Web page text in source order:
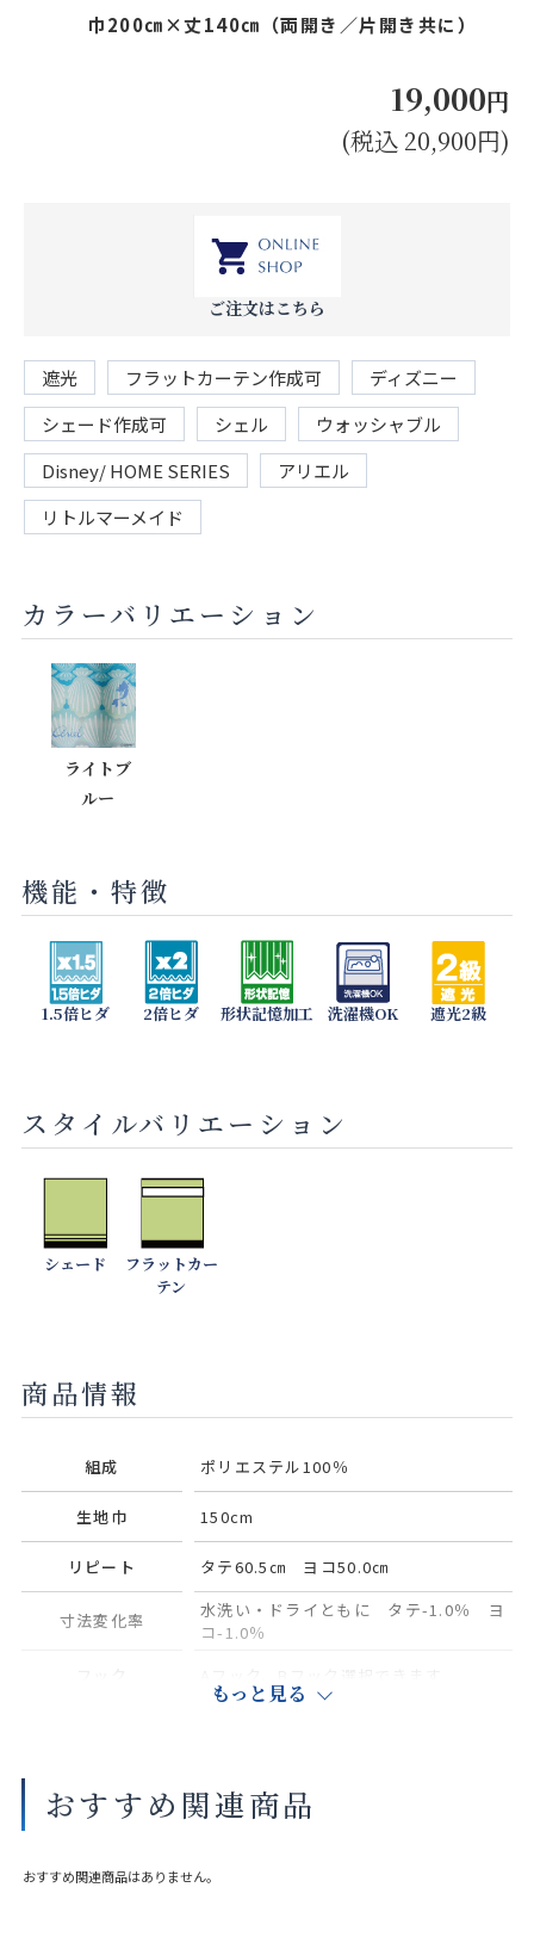
巾200㎝×丈140㎝（両開き／片開き共に）
19,000円
(税込 20,900円)
ご注文はこちら
遮光 フラットカーテン作成可
ディズニー
シェード作成可
シェル
ウォッシャブル
Disney/ HOME SERIES
アリエル
リトルマーメイド
カラーバリエーション
ライトブ
ルー
機能・特徴
1.5倍ヒダ 2倍ヒダ 形状記憶加工 洗濯機OK 遮光2級
スタイルバリエーション
シェード
フラットカー
テン
商品情報
組成 ポリエステル100％
生地巾 150cm
リピート タテ60.5㎝ ヨコ50.0㎝
寸法変化率
水洗い・ドライともに タテ-1.0％ ヨ
コ-1.0％
大きな巾を仕立てる場合、継ぎ目が入ることがございます。
もっと見る
おすすめ関連商品
おすすめ関連商品はありません。